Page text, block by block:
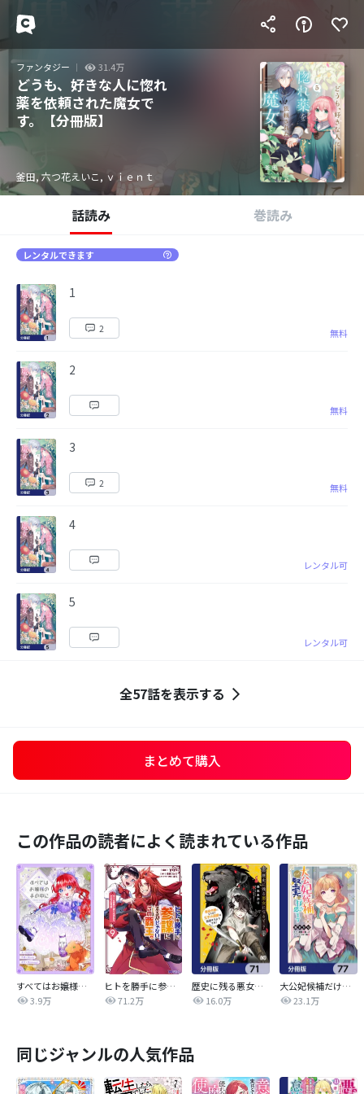
ファンタジー 31.4万
どうも、好きな人に惚れ
薬を依頼された魔女で
す。【分冊版】
釜田, 六つ花えいこ, ｖｉｅｎｔ
話読み 巻読み
レンタルできます
1
2 無料
2
無料
3
2 無料
4
レンタル可
5
レンタル可
全57話を表示する
まとめて購入
この作品の読者によく読まれている作品
すべてはお嬢様の手の中に【タテヨミ】
3.9万
ヒトを勝手に参謀にするんじゃない、この覇王。～ゲーム世界に放り込まれたオタクの苦労～（コミック）
71.2万
歴史に残る悪女になるぞ 悪役令嬢になるほど王子の溺愛は加速するようです!【分冊版】
16.0万
大公妃候補だけど、堅実に行こうと思います【分冊版】
23.1万
同じジャンルの人気作品